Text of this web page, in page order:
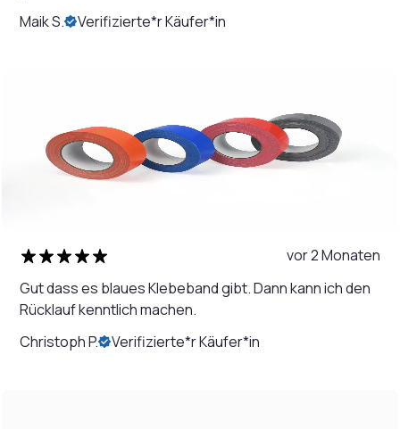
Maik S.
Verifizierte*r Käufer*in
vor 2 Monaten
Gut dass es blaues Klebeband gibt. Dann kann ich den
Rücklauf kenntlich machen.
Christoph P.
Verifizierte*r Käufer*in